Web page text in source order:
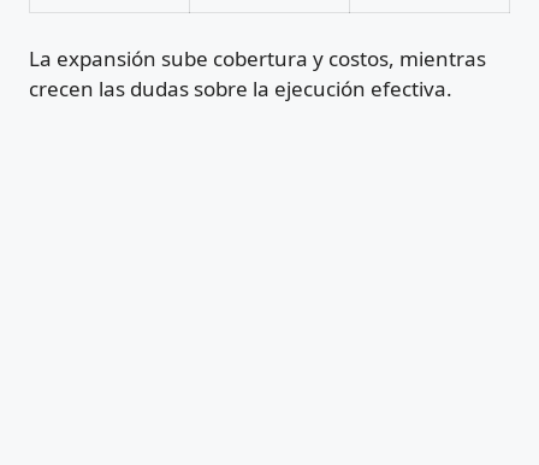
La expansión sube cobertura y costos, mientras
crecen las dudas sobre la ejecución efectiva.